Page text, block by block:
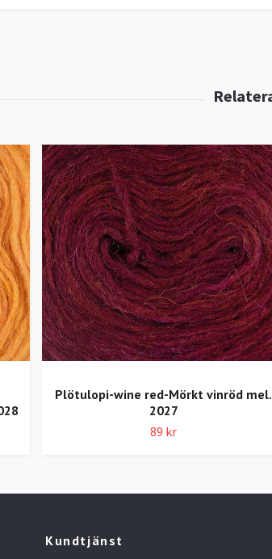
Plötulopi-wine red-Mörkt vinröd mel.
2027
89 kr
Kundtjänst